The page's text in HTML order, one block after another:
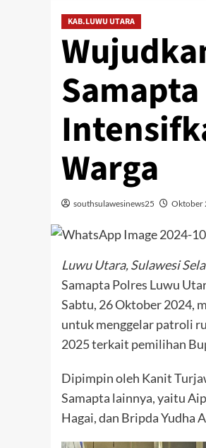
KAB.LUWU UTARA
Warga
southsulawesinews25 Oktober
Luwu Utara, Sulawesi
Samapta Polres Luwu
Sabtu, 26 Oktober 2024,
untuk menggelar patroli
2025 terkait pemilihan
Dipimpin oleh Kanit
Samapta lainnya, yaitu
Hagai, dan Bripda Yudha